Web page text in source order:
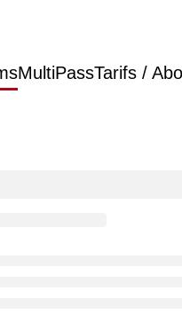
MultiPassTarifs /